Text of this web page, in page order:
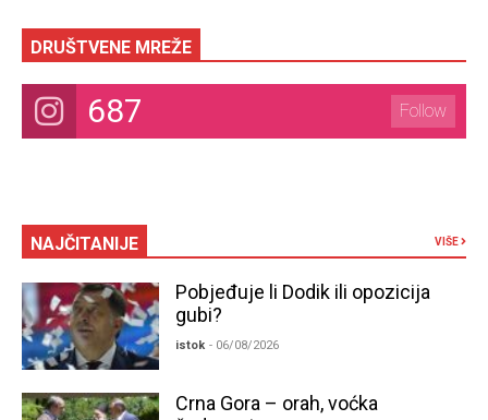
DRUŠTVENE MREŽE
687 Follow
NAJČITANIJE VIŠE
Pobjeđuje li Dodik ili opozicija
gubi?
istok - 06/08/2026
Crna Gora – orah, voćka